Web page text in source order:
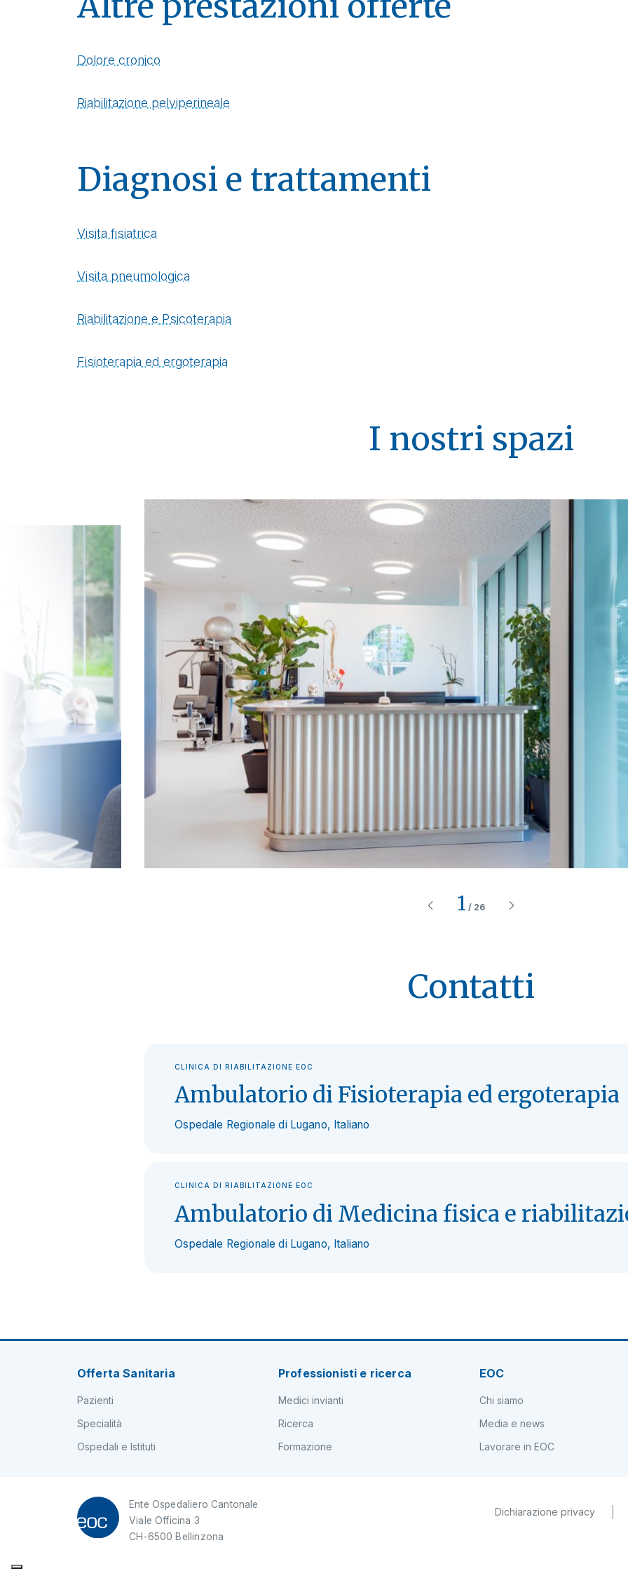
Dolore cronico
Riabilitazione pelviperineale
Diagnosi e trattamenti
Visita fisiatrica
Visita pneumologica
Riabilitazione e Psicoterapia
Fisioterapia ed ergoterapia
I nostri spazi
1 / 26
Contatti
CLINICA DI RIABILITAZIONE EOC
Ambulatorio di Fisioterapia ed ergoterapia
Ospedale Regionale di Lugano, Italiano
CLINICA DI RIABILITAZIONE EOC
Ambulatorio di Medicina fisica e
Ospedale Regionale di Lugano, Italiano
Offerta Sanitaria
Pazienti
Specialità
Ospedali e Istituti
Professionisti e ricerca
Medici invianti
Ricerca
Formazione
EOC
Chi siamo
Media e news
Lavorare in EOC
Ente Ospedaliero Cantonale
Viale Officina 3
CH-6500 Bellinzona
Dichiarazione privacy